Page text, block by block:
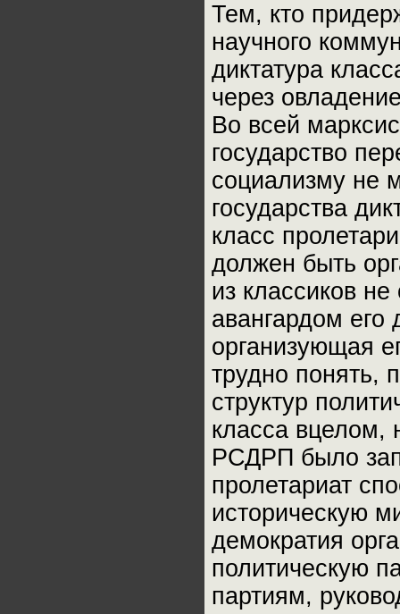
Тем, кто
научного
диктатура
через
Во всей
государство
социализму не
государства
класс
должен быть
из классиков
авангардом его
организующая
трудно понять,
структур
класса вцелом,
РСДРП было
пролетариат
историческую
демократия
политическую
партиям,